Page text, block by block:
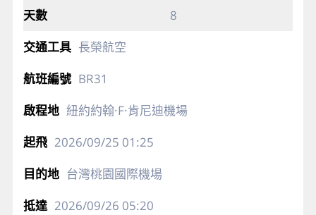
8
長榮航空
BR31
紐約約翰·F·肯尼迪機場
2026/09/25 01:25
台灣桃園國際機場
2026/09/26 05:20